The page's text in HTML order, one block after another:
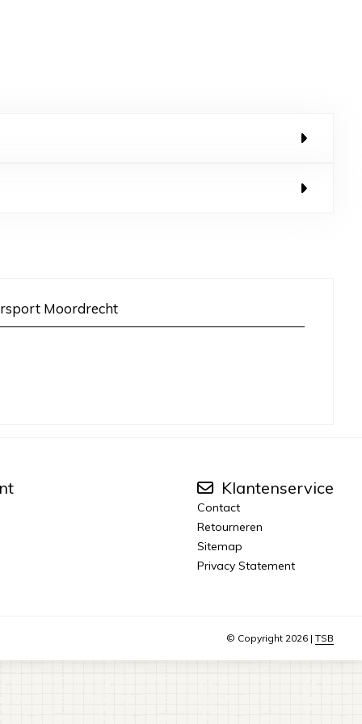
Moordrecht
Klantenservice
Contact
Retourneren
Sitemap
Privacy Statement
© Copyright 2026 | TSB